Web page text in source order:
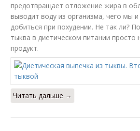
предотвращает отложение жира в
выводит воду из организма, чего мы
добиться при похудении. Не так ли?
тыква в диетическом питании просто
продукт.
Читать дальше →